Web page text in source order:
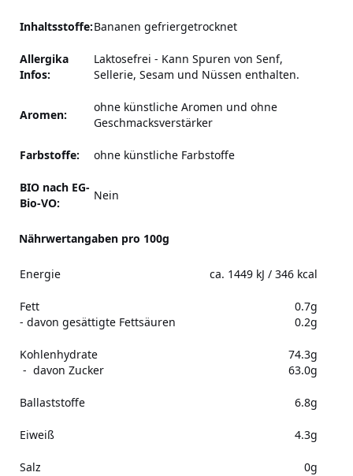
Inhaltsstoffe:Bananen gefriergetrocknet
Allergika
Infos:
Laktosefrei - Kann Spuren von Senf,
Sellerie, Sesam und Nüssen enthalten.
Aromen:
ohne künstliche Aromen und ohne
Geschmacksverstärker
Farbstoffe: ohne künstliche Farbstoffe
BIO nach EG-
Bio-VO:
Nein
Nährwertangaben pro 100g
Energie ca. 1449 kJ / 346 kcal
Fett
- davon gesättigte Fettsäuren
0.7g
0.2g
Kohlenhydrate
- davon Zucker
74.3g
63.0g
Ballaststoffe 6.8g
Eiweiß 4.3g
Salz 0g